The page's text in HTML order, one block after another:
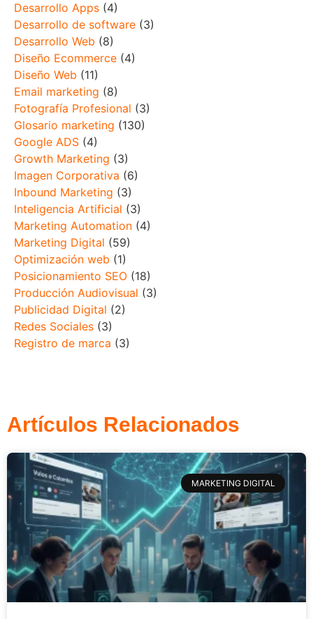
Desarrollo Apps (4)
Desarrollo de software (3)
Desarrollo Web (8)
Diseño Ecommerce (4)
Diseño Web (11)
Email marketing (8)
Fotografía Profesional (3)
Glosario marketing (130)
Google ADS (4)
Growth Marketing (3)
Imagen Corporativa (6)
Inbound Marketing (3)
Inteligencia Artificial (3)
Marketing Automation (4)
Marketing Digital (59)
Optimización web (1)
Posicionamiento SEO (18)
Producción Audiovisual (3)
Publicidad Digital (2)
Redes Sociales (3)
Registro de marca (3)
Artículos Relacionados
MARKETING DIGITAL